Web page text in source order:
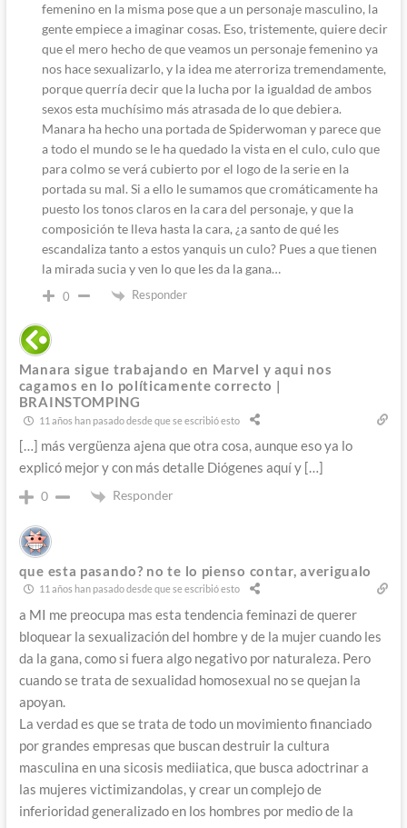
femenino en la misma pose que a un personaje masculino, la
gente empiece a imaginar cosas. Eso, tristemente, quiere decir
que el mero hecho de que veamos un personaje femenino ya
nos hace sexualizarlo, y la idea me aterroriza tremendamente,
porque querría decir que la lucha por la igualdad de ambos
sexos esta muchísimo más atrasada de lo que debiera.
Manara ha hecho una portada de Spiderwoman y parece que
a todo el mundo se le ha quedado la vista en el culo, culo que
para colmo se verá cubierto por el logo de la serie en la
portada su mal. Si a ello le sumamos que cromáticamente ha
puesto los tonos claros en la cara del personaje, y que la
composición te lleva hasta la cara, ¿a santo de qué les
escandaliza tanto a estos yanquis un culo? Pues a que tienen
la mirada sucia y ven lo que les da la gana…
0 Responder
Manara sigue trabajando en Marvel y aqui nos
cagamos en lo políticamente correcto |
BRAINSTOMPING
11 años han pasado desde que se escribió esto
[…] más vergüenza ajena que otra cosa, aunque eso ya lo
explicó mejor y con más detalle Diógenes aquí y […]
0 Responder
que esta pasando? no te lo pienso contar, averigualo
11 años han pasado desde que se escribió esto
a MI me preocupa mas esta tendencia feminazi de querer
bloquear la sexualización del hombre y de la mujer cuando les
da la gana, como si fuera algo negativo por naturaleza. Pero
cuando se trata de sexualidad homosexual no se quejan la
apoyan.
La verdad es que se trata de todo un movimiento financiado
por grandes empresas que buscan destruir la cultura
masculina en una sicosis mediiatica, que busca adoctrinar a
las mujeres victimizandolas, y crear un complejo de
inferioridad generalizado en los hombres por medio de la